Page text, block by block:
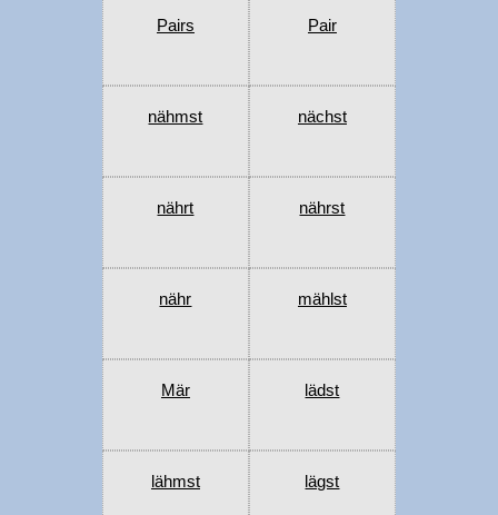
Pairs Pair
nähmst nächst
nährt nährst
nähr mählst
Mär lädst
lähmst lägst